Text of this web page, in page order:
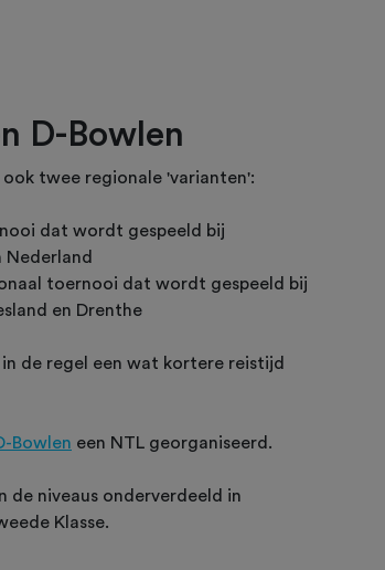
D-Bowlen
ook twee regionale 'varianten':
dat wordt gespeeld bij
toernooi dat wordt gespeeld bij
en Drenthe
de regel een wat kortere reistijd
Bowlen een NTL georganiseerd.
de niveaus onderverdeeld in
Klasse.